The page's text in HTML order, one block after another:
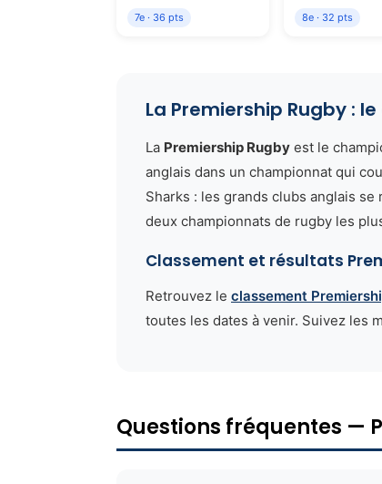
7e · 36 pts 8e · 32 pts
La Premiership Rugby :
La Premiership Rugby est le
anglais dans un championnat qui
Sharks : les grands clubs anglais
deux championnats de rugby les
Classement et résultats
Retrouvez le classement
toutes les dates à venir. Suivez les
Questions fréquentes —